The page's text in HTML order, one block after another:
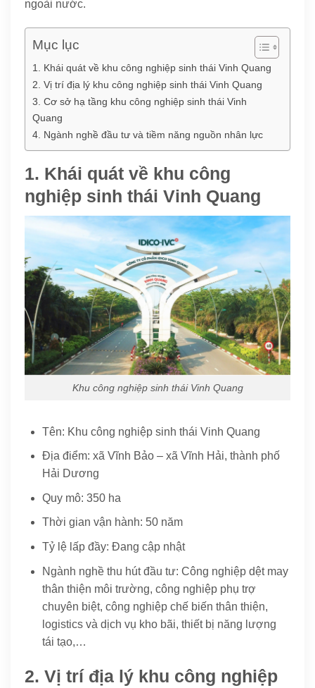
ngoài nước.
Mục lục
1. Khái quát về khu công nghiệp sinh thái Vinh Quang
2. Vị trí địa lý khu công nghiệp sinh thái Vinh Quang
3. Cơ sở hạ tầng khu công nghiệp sinh thái Vinh
Quang
4. Ngành nghề đầu tư và tiềm năng nguồn nhân lực
1. Khái quát về khu công
nghiệp sinh thái Vinh Quang
Khu công nghiệp sinh thái Vinh Quang
Tên: Khu công nghiệp sinh thái Vinh Quang
Địa điểm: xã Vĩnh Bảo – xã Vĩnh Hải, thành phố
Hải Dương
Quy mô: 350 ha
Thời gian vận hành: 50 năm
Tỷ lệ lấp đầy: Đang cập nhật
Ngành nghề thu hút đầu tư: Công nghiệp dệt may
thân thiện môi trường, công nghiệp phụ trợ
chuyên biệt, công nghiệp chế biến thân thiện,
logistics và dịch vụ kho bãi, thiết bị năng lượng
tái tạo,…
2. Vị trí địa lý khu công nghiệp